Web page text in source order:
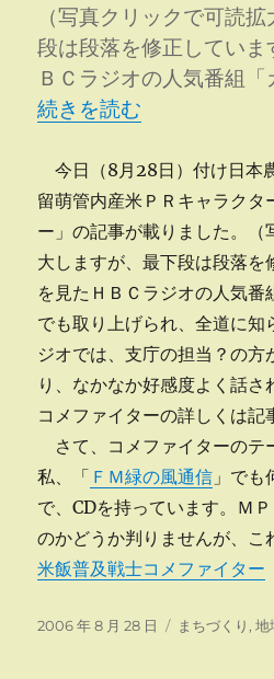
た
へ
の
（写真クリックで可読
段は段落を修正していま
ＢＣラジオの人気番組
“コメファイターが活躍”
続きを読む
今日（8月28日）付け日本
留萌管内産米ＰＲキャラクタ
ー」の記事が載りました。（
大しますが、最下段は段落を
を見たＨＢＣラジオの人気番
でも取り上げられ、全道に知
ジオでは、支庁の担当？の方
り、なかなか好感度よく話さ
コメファイターの詳しくは記
さて、コメファイターのテ
私、「 ＦＭ緑の風通信 」で
で、CDを持っています。Ｍ
のかどうか判りませんが、こ
米飯普及戦士コメファイター
投
2006 年 8 月 28 日
カ
まちづくり ,地